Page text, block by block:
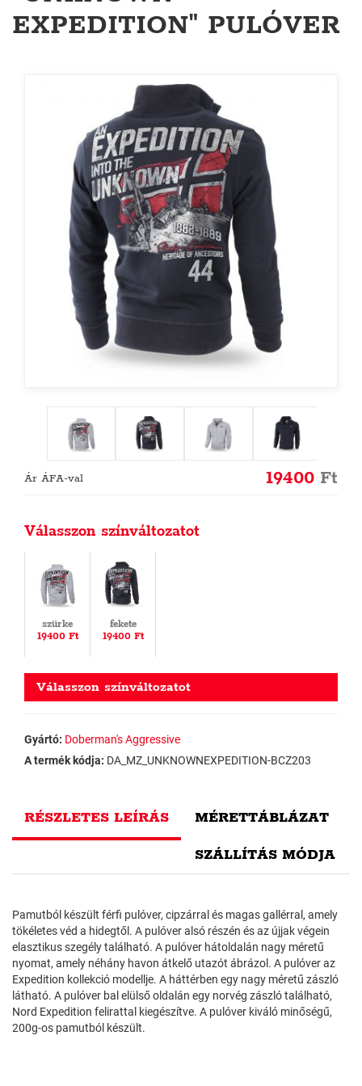
EXPEDITION" PULÓVER
Ár ÁFA-val 19400 Ft
Válasszon színváltozatot
szürke
19400 Ft
fekete
19400 Ft
Válasszon színváltozatot
Gyártó: Doberman's Aggressive
A termék kódja: DA_MZ_UNKNOWNEXPEDITION-BCZ203
RÉSZLETES LEÍRÁS MÉRETTÁBLÁZAT
SZÁLLÍTÁS MÓDJA
Pamutból készült férfi pulóver, cipzárral és magas gallérral, amely
tökéletes véd a hidegtől. A pulóver alsó részén és az újjak végein
elasztikus szegély található. A pulóver hátoldalán nagy méretű
nyomat, amely néhány havon átkelő utazót ábrázol. A pulóver az
Expedition kollekció modellje. A háttérben egy nagy méretű zászló
látható. A pulóver bal elülső oldalán egy norvég zászló található,
Nord Expedition felirattal kiegészítve. A pulóver kiváló minőségű,
200g-os pamutból készült.